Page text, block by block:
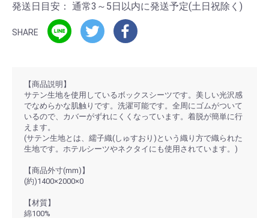
発送日目安： 通常3～5日以内に発送予定(土日祝除く)
SHARE
【商品説明】
サテン生地を使用しているボックスシーツです。美しい光沢感
でなめらかな肌触りです。洗濯可能です。全周にゴムがついて
いるので、カバーがずれにくくなっています。着脱が簡単に行
えます。
(サテン生地とは、繻子織(しゅすおり)という織り方で織られた
生地です。ホテルシーツやネクタイにも使用されています。)
【商品外寸(mm)】
(約)1400×2000×0
【材質】
綿100%